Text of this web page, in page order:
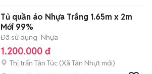
Tủ quần áo Nhựa Trắng 1.65m x 2m
Mới 99%
Đã sử dụng Nhựa
1.200.000 đ
Thị trấn Tân Túc (Xã Tân Nhựt mới)